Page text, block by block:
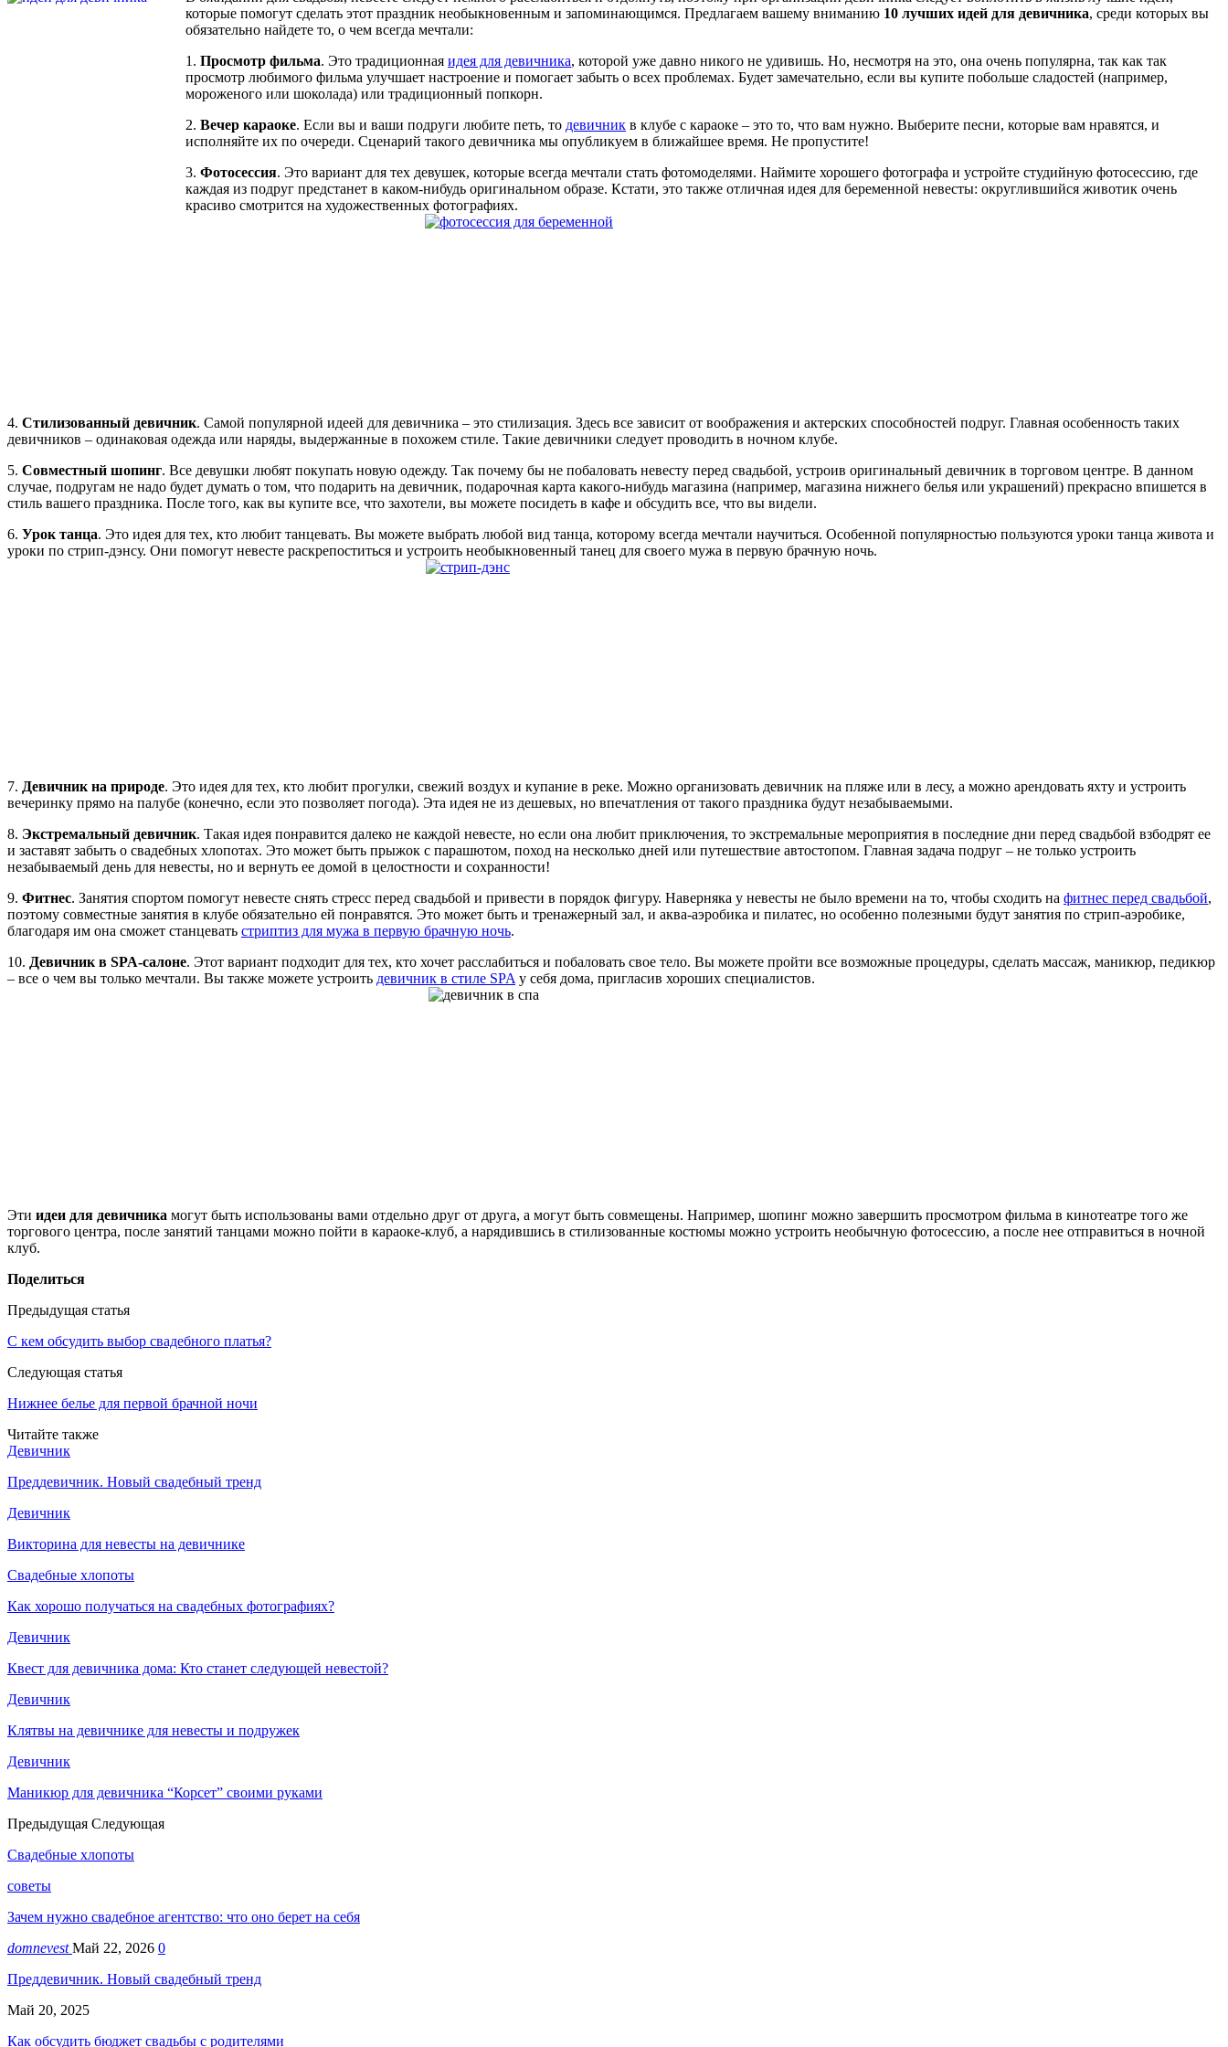
которые помогут сделать этот праздник необыкновенным и запоминающимся. Предлагаем вашему вниманию 10 лучших идей для девичника, среди которых вы
обязательно найдете то, о чем всегда мечтали:
1. Просмотр фильма. Это традиционная идея для девичника, которой уже давно никого не удивишь. Но, несмотря на это, она очень популярна, так как так
просмотр любимого фильма улучшает настроение и помогает забыть о всех проблемах. Будет замечательно, если вы купите побольше сладостей (например,
мороженого или шоколада) или традиционный попкорн.
2. Вечер караоке. Если вы и ваши подруги любите петь, то девичник в клубе с караоке – это то, что вам нужно. Выберите песни, которые вам нравятся, и
исполняйте их по очереди. Сценарий такого девичника мы опубликуем в ближайшее время. Не пропустите!
3. Фотосессия. Это вариант для тех девушек, которые всегда мечтали стать фотомоделями. Наймите хорошего фотографа и устройте студийную фотосессию, где
каждая из подруг предстанет в каком-нибудь оригинальном образе. Кстати, это также отличная идея для беременной невесты: округлившийся животик очень
красиво смотрится на художественных фотографиях.
4. Стилизованный девичник. Самой популярной идеей для девичника – это стилизация. Здесь все зависит от воображения и актерских способностей подруг. Главная особенность таких
девичников – одинаковая одежда или наряды, выдержанные в похожем стиле. Такие девичники следует проводить в ночном клубе.
5. Совместный шопинг. Все девушки любят покупать новую одежду. Так почему бы не побаловать невесту перед свадьбой, устроив оригинальный девичник в торговом центре. В данном
случае, подругам не надо будет думать о том, что подарить на девичник, подарочная карта какого-нибудь магазина (например, магазина нижнего белья или украшений) прекрасно впишется в
стиль вашего праздника. После того, как вы купите все, что захотели, вы можете посидеть в кафе и обсудить все, что вы видели.
6. Урок танца. Это идея для тех, кто любит танцевать. Вы можете выбрать любой вид танца, которому всегда мечтали научиться. Особенной популярностью пользуются уроки танца живота и
уроки по стрип-дэнсу. Они помогут невесте раскрепоститься и устроить необыкновенный танец для своего мужа в первую брачную ночь.
7. Девичник на природе. Это идея для тех, кто любит прогулки, свежий воздух и купание в реке. Можно организовать девичник на пляже или в лесу, а можно арендовать яхту и устроить
вечеринку прямо на палубе (конечно, если это позволяет погода). Эта идея не из дешевых, но впечатления от такого праздника будут незабываемыми.
8. Экстремальный девичник. Такая идея понравится далеко не каждой невесте, но если она любит приключения, то экстремальные мероприятия в последние дни перед свадьбой взбодрят ее
и заставят забыть о свадебных хлопотах. Это может быть прыжок с парашютом, поход на несколько дней или путешествие автостопом. Главная задача подруг – не только устроить
незабываемый день для невесты, но и вернуть ее домой в целостности и сохранности!
9. Фитнес. Занятия спортом помогут невесте снять стресс перед свадьбой и привести в порядок фигуру. Наверняка у невесты не было времени на то, чтобы сходить на фитнес перед свадьбой,
поэтому совместные занятия в клубе обязательно ей понравятся. Это может быть и тренажерный зал, и аква-аэробика и пилатес, но особенно полезными будут занятия по стрип-аэробике,
благодаря им она сможет станцевать стриптиз для мужа в первую брачную ночь.
10. Девичник в SPA-салоне. Этот вариант подходит для тех, кто хочет расслабиться и побаловать свое тело. Вы можете пройти все возможные процедуры, сделать массаж, маникюр, педикюр
– все о чем вы только мечтали. Вы также можете устроить девичник в стиле SPA у себя дома, пригласив хороших специалистов.
Эти идеи для девичника могут быть использованы вами отдельно друг от друга, а могут быть совмещены. Например, шопинг можно завершить просмотром фильма в кинотеатре того же
торгового центра, после занятий танцами можно пойти в караоке-клуб, а нарядившись в стилизованные костюмы можно устроить необычную фотосессию, а после нее отправиться в ночной
клуб.
Поделиться
Предыдущая статья
С кем обсудить выбор свадебного платья?
Следующая статья
Нижнее белье для первой брачной ночи
Читайте также
Девичник
Преддевичник. Новый свадебный тренд
Девичник
Викторина для невесты на девичнике
Свадебные хлопоты
Как хорошо получаться на свадебных фотографиях?
Девичник
Квест для девичника дома: Кто станет следующей невестой?
Девичник
Клятвы на девичнике для невесты и подружек
Девичник
Маникюр для девичника “Корсет” своими руками
Предыдущая Следующая
Свадебные хлопоты
советы
Зачем нужно свадебное агентство: что оно берет на себя
domnevestМай 22, 2026 0
Преддевичник. Новый свадебный тренд
Май 20, 2025
Как обсудить бюджет свадьбы с родителями